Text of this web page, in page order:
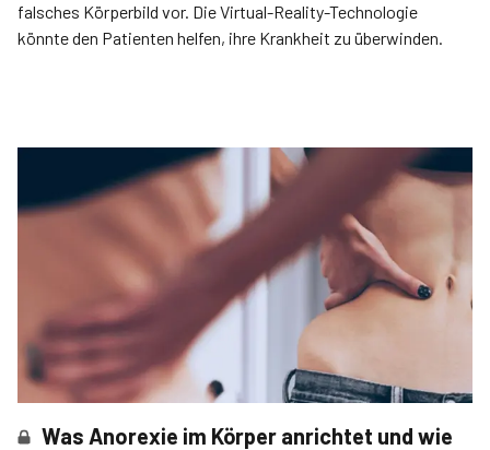
falsches Körperbild vor. Die Virtual-Reality-Technologie
könnte den Patienten helfen, ihre Krankheit zu überwinden.
Was Anorexie im Körper anrichtet und wie